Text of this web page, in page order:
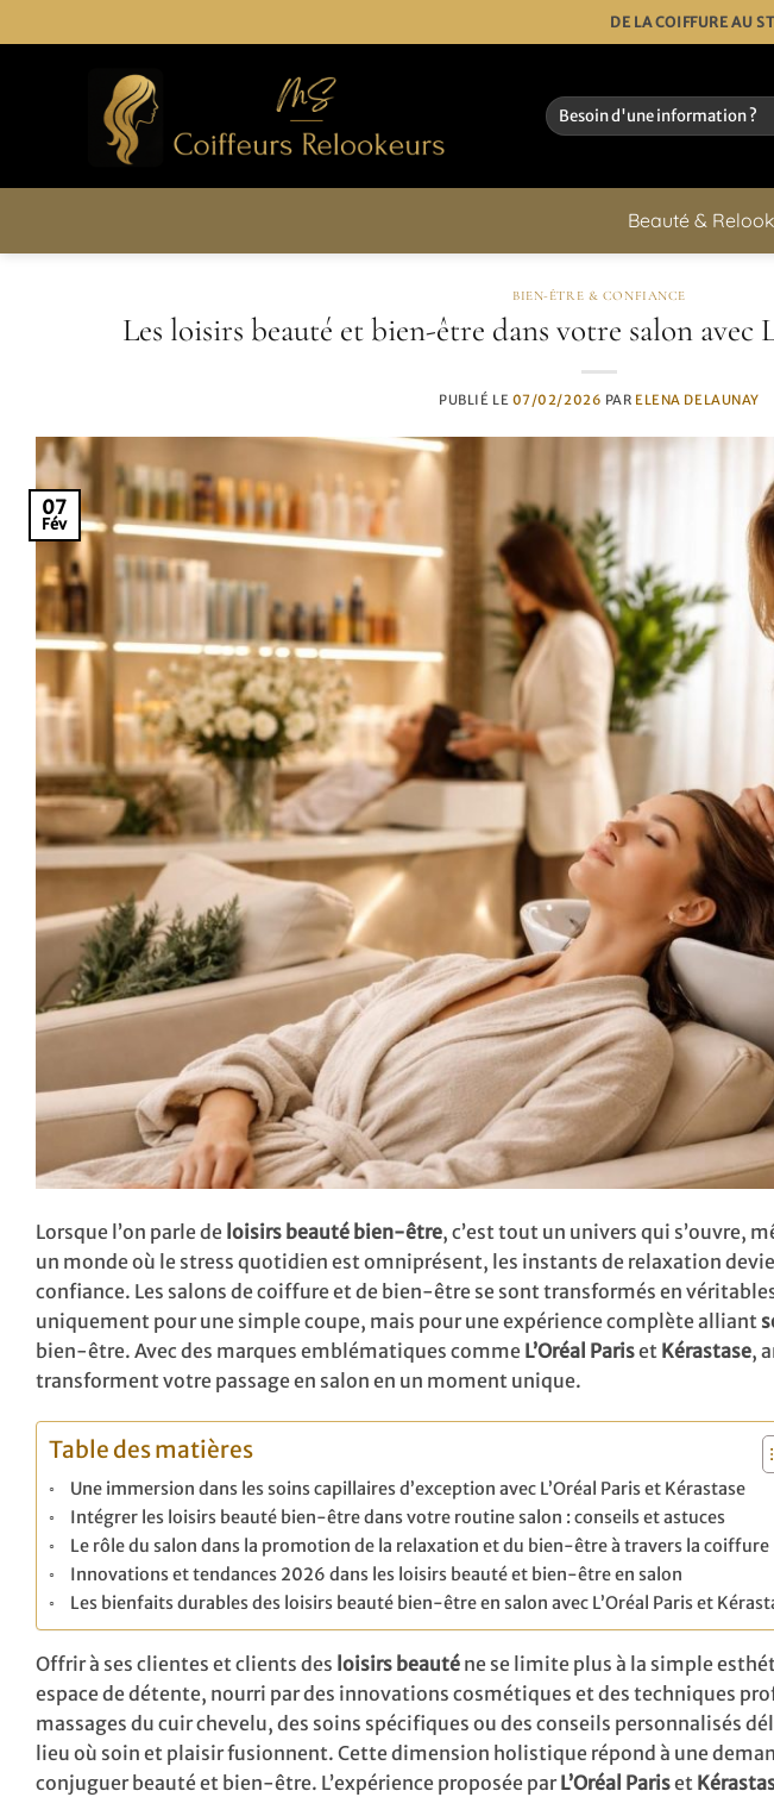
au
DE LA COIFFURE AU
Beauté &
BIEN-ÊTRE & CONFIANCE
Les loisirs beauté et bien-être dans votre salon avec
PUBLIÉ LE 07/02/2026 PAR ELENA DELAUNAY
07
Fév
Lorsque l’on parle de loisirs beauté bien-être, c’est tout un univers qui s’ouvre,
un monde où le stress quotidien est omniprésent, les instants de relaxation
confiance. Les salons de coiffure et de bien-être se sont transformés en
uniquement pour une simple coupe, mais pour une expérience complète alliant
bien-être. Avec des marques emblématiques comme L’Oréal Pariset Kérastase,
transforment votre passage en salon en un moment unique.
Table des matières
Une immersion dans les soins capillaires d’exception avec L’Oréal Paris et Kérastase
Intégrer les loisirs beauté bien-être dans votre routine salon : conseils et astuces
Le rôle du salon dans la promotion de la relaxation et du bien-être à travers la coiffure
Innovations et tendances 2026 dans les loisirs beauté et bien-être en salon
Les bienfaits durables des loisirs beauté bien-être en salon avec L’Oréal Paris et
Offrir à ses clientes et clients des loisirs beauté ne se limite plus à la simple
espace de détente, nourri par des innovations cosmétiques et des techniques
massages du cuir chevelu, des soins spécifiques ou des conseils personnalisés
lieu où soin et plaisir fusionnent. Cette dimension holistique répond à une
conjuguer beauté et bien-être. L’expérience proposée parL’Oréal Pariset